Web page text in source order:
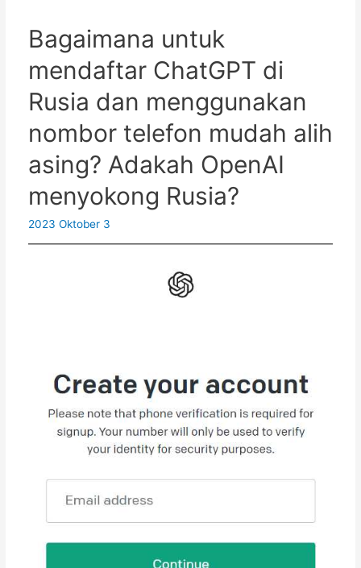
untuk
menerima
kod
pengesahan
SMS
perisian
disyorkan
muat
percuma
Bagaimana untuk
mendaftar ChatGPT di
Rusia dan menggunakan
nombor telefon mudah alih
asing? Adakah OpenAI
menyokong Rusia?
2023 Oktober 3